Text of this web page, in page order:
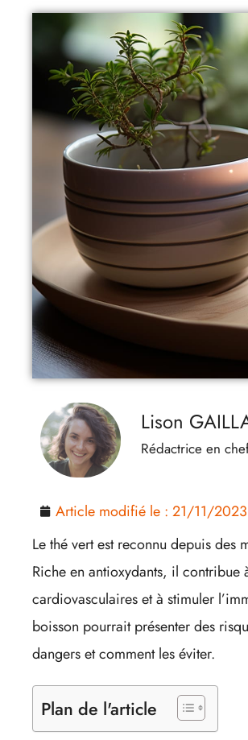
Lison
Rédactrice en
Article modifié le : 21/11/2023
Le thé vert est reconnu depuis des
Riche en antioxydants, il contribue
cardiovasculaires et à stimuler
boisson pourrait présenter des
dangers et comment les éviter.
Plan de l'article